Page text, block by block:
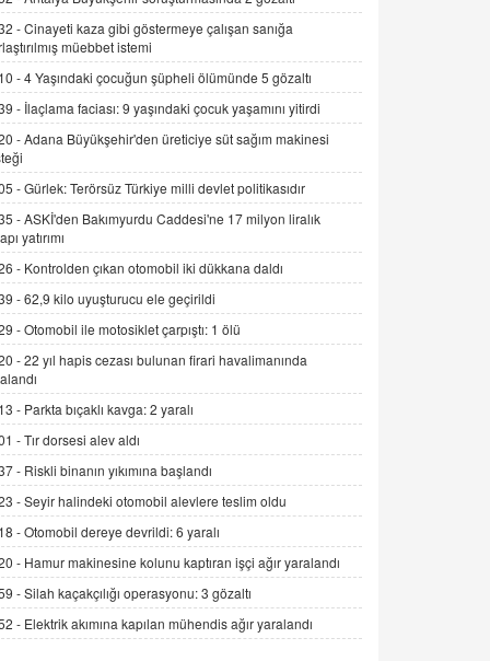
AV. DOĞAN CAN DOĞAN
Kişisel verilerin korunması ve dijital
hukukun gelişimi
15.09.2025 16:17
SEHER EREK
Alınmalı?
9.12.2025 10:11
İNCİ GÜL AKÖL
Trump Keşke Adana'yı da Ziyaret Etse...
06.07.2026 13:00
ADEM AKÖL
Şamar: Sednaya
11.12.2024 12:30
DR. EKREM ASLAN
Gerçek Ne, Algı Ne? "Beraber
Yürüyoruz" Cümlesinin Peşinden
19.07.2025 12:45
GÖNÜL MENEKŞE
Şifacının Yolu
04.11.2025 12:56
-Cinayeti kaza gibi göstermeye çalışan sanığa
müebbet istemi
-4 Yaşındaki çocuğun şüpheli ölümünde 5 gözaltı
- İlaçlama faciası: 9 yaşındaki çocuk yaşamını yitirdi
-Adana Büyükşehir'den üreticiye süt sağım makinesi
-Gürlek: Terörsüz Türkiye milli devlet politikasıdır
-ASKİ'den Bakımyurdu Caddesi'ne 17 milyon liralık
yatırımı
- Kontrolden çıkan otomobil iki dükkana daldı
-62,9 kilo uyuşturucu ele geçirildi
-Otomobil ile motosiklet çarpıştı: 1 ölü
-22 yıl hapis cezası bulunan firari havalimanında
- Parkta bıçaklı kavga: 2 yaralı
-Tır dorsesi alev aldı
- Riskli binanın yıkımına başlandı
-Seyir halindeki otomobil alevlere teslim oldu
-Otomobil dereye devrildi: 6 yaralı
- Hamur makinesine kolunu kaptıran işçi ağır yaralandı
-Silah kaçakçılığı operasyonu: 3 gözaltı
- Elektrik akımına kapılan mühendis ağır yaralandı